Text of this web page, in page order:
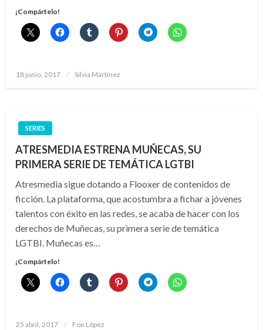
¡Compártelo!
Publicado
18 junio, 2017 Silvia Martínez
SERIES
ATRESMEDIA ESTRENA MUÑECAS, SU
PRIMERA SERIE DE TEMÁTICA LGTBI
Atresmedia sigue dotando a Flooxer de contenidos de
ficción. La plataforma, que acostumbra a fichar a jóvenes
talentos con éxito en las redes, se acaba de hacer con los
derechos de Muñecas, su primera serie de temática
LGTBI. Muñecas es…
¡Compártelo!
Publicado
25 abril, 2017 Fon López